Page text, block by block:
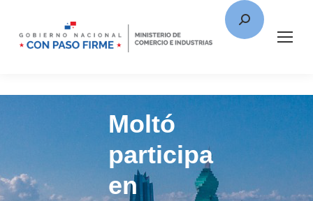
Moltó
participa
en